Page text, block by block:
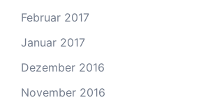
Februar 2017
Januar 2017
Dezember 2016
November 2016